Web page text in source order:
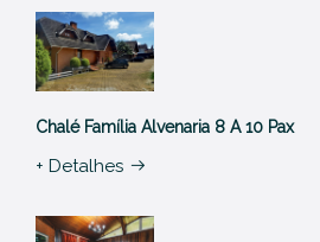
Chalé Família Alvenaria 8 A 10 Pax
+ Detalhes